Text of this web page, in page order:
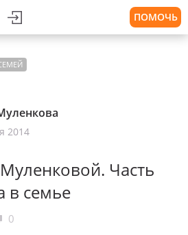
ПОМОЧЬ
2014
Часть
в семье
0